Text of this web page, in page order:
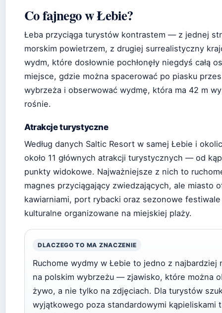
Co fajnego w Łebie?
Łeba przyciąga turystów kontrastem — z jednej
morskim powietrzem, z drugiej surrealistyczny
wydm, które dosłownie pochłonęły niegdyś całą
miejsce, gdzie można spacerować po piasku
wybrzeża i obserwować wydmę, która ma 42 m
rośnie.
Atrakcje turystyczne
Według danych Saltic Resort w samej Łebie i
około 11 głównych atrakcji turystycznych — od
punkty widokowe. Najważniejsze z nich to
magnes przyciągający zwiedzających, ale miasto
kawiarniami, port rybacki oraz sezonowe
kulturalne organizowane na miejskiej plaży.
DLACZEGO TO MA ZNACZENIE
Ruchome wydmy w Łebie to jedno z najbardziej
na polskim wybrzeżu — zjawisko, które można
żywo, a nie tylko na zdjęciach. Dla turystów
wyjątkowego poza standardowymi kąpieliskami